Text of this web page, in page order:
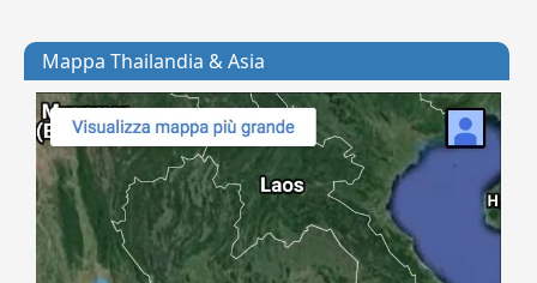
Mappa Thailandia & Asia